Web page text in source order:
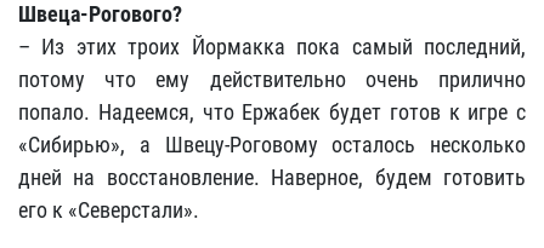
Швеца-Рогового?
– Из этих троих Йормакка пока самый последний,
потому что ему действительно очень прилично
попало. Надеемся, что Ержабек будет готов к игре с
«Сибирью», а Швецу-Роговому осталось несколько
дней на восстановление. Наверное, будем готовить
его к «Северстали».